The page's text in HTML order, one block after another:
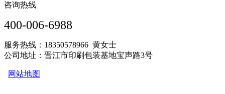
咨询热线
400-006-6988
服务热线：18350578966 黄女士
公司地址：晋江市印刷包装基地宝声路3号
网站地图